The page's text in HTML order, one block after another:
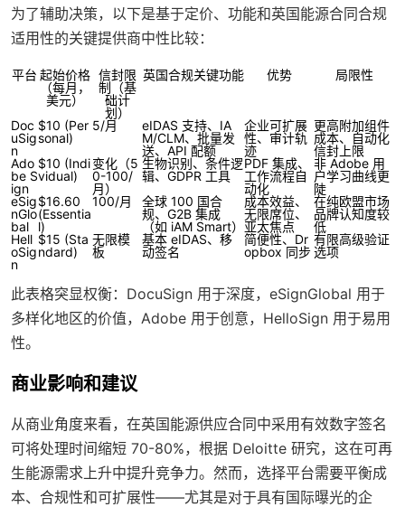
为了辅助决策，以下是基于定价、功能和英国能源合同合规
适用性的关键提供商中性比较：
平台 起始价格
（每月，
美元）
信封限
制（基
础计
划）
英国合规关键功能 优势 局限性
Doc
uSig
n
$10 (Per
sonal)
5/月
eIDAS 支持、IA
M/CLM、批量发
送、API 配额
企业可扩展
性、审计轨
迹
更高附加组件
成本、自动化
信封上限
Ado
be S
ign
$10 (Indi
vidual)
变化（5
0-100/
月）
生物识别、条件逻
辑、GDPR 工具
PDF 集成、
工作流程自
动化
非 Adobe 用
户学习曲线更
陡
eSig
nGlo
bal
$16.60
(Essentia
l)
100/月
全球 100 国合
规、G2B 集成
（如 iAM Smart）
成本效益、
无限席位、
亚太焦点
在纯欧盟市场
品牌认知度较
低
Hell
oSig
n
$15 (Sta
ndard)
无限模
板
基本 eIDAS、移
动签名
简便性、Dr
opbox 同步
有限高级验证
选项
此表格突显权衡：DocuSign 用于深度，eSignGlobal 用于
多样化地区的价值，Adobe 用于创意，HelloSign 用于易用
性。
商业影响和建议
从商业角度来看，在英国能源供应合同中采用有效数字签名
可将处理时间缩短 70-80%，根据 Deloitte 研究，这在可再
生能源需求上升中提升竞争力。然而，选择平台需要平衡成
本、合规性和可扩展性——尤其是对于具有国际曝光的企